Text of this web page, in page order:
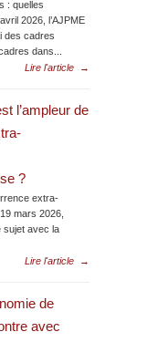
: quelles
2026, l’AJPME
des cadres
dans...
Lire l'article
→
l’ampleur de
?
extra-
mars 2026,
sujet avec la
Lire l'article
→
de
avec